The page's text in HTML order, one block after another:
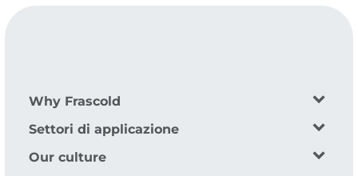
Why Frascold
Settori di applicazione
Our culture